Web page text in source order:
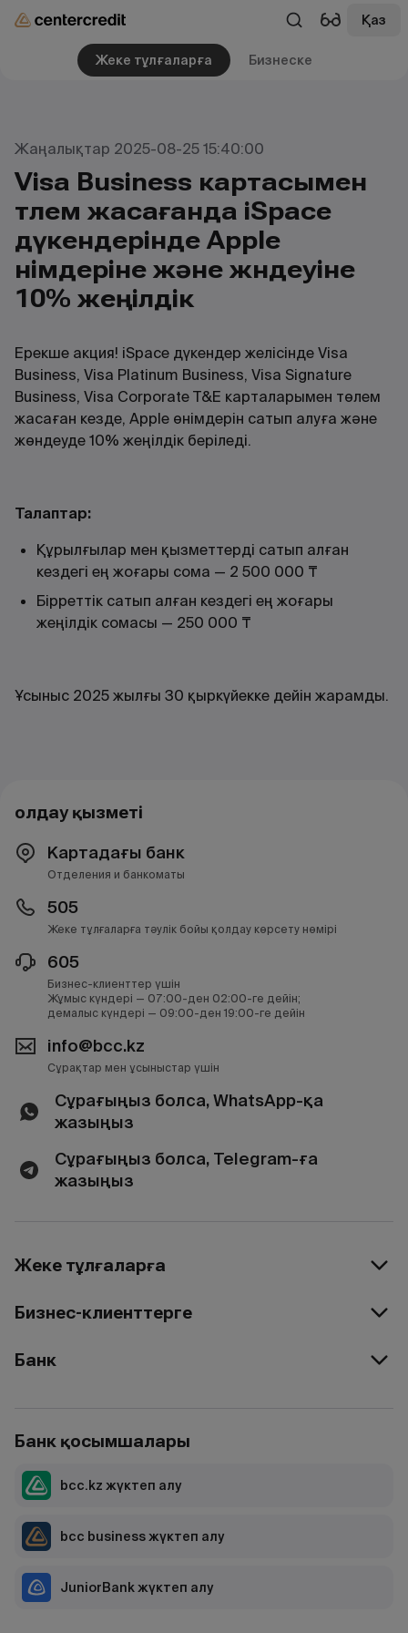
Қаз
Жеке тұлғаларға Бизнеске
Жаңалықтар 2025-08-25 15:40:00
Visa Business картасымен
төлем жасағанда iSpace
дүкендерінде Apple
өнімдеріне және жөндеуіне
10% жеңілдік
Ерекше акция! iSpace дүкендер желісінде Visa
Business, Visa Platinum Business, Visa Signature
Business, Visa Corporate T&E карталарымен төлем
жасаған кезде, Apple өнімдерін сатып алуға және
жөндеуде 10% жеңілдік беріледі.
Талаптар:
Құрылғылар мен қызметтерді сатып алған
кездегі ең жоғары сома — 2 500 000 ₸
Бірреттік сатып алған кездегі ең жоғары
жеңілдік сомасы — 250 000 ₸
Ұсыныс 2025 жылғы 30 қыркүйекке дейін жарамды.
Қолдау қызметі
Картадағы банк
Отделения и банкоматы
505
Жеке тұлғаларға тәулік бойы қолдау көрсету нөмірі
605
Бизнес-клиенттер үшін
Жұмыс күндері — 07:00-ден 02:00-ге дейін;
демалыс күндері — 09:00-ден 19:00-ге дейін
info@bcc.kz
Сұрақтар мен ұсыныстар үшін
Сұрағыңыз болса, WhatsApp-қа
жазыңыз
Сұрағыңыз болса, Telegram-ға
жазыңыз
Жеке тұлғаларға
Бизнес-клиенттерге
Банк
Банк қосымшалары
bcc.kz жүктеп алу
bcc business жүктеп алу
JuniorBank жүктеп алу